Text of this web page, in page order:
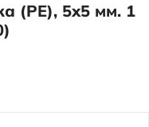
(PE), 5х5 мм. 1